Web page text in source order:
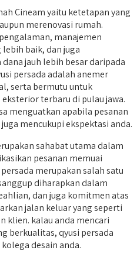
Cineam yaitu ketetapan yang
merenovasi rumah.
manajemen
baik, dan juga
jauh lebih besar daripada
persada adalah anemer
serta bermutu untuk
terbaru di pulau jawa.
menguatkan apabila pesanan
mencukupi ekspektasi anda.
sahabat utama dalam
pesanan memuai
merupakan salah satu
diharapkan dalam
dan juga komitmen atas
jalan keluar yang seperti
klien. kalau anda mencari
berkualitas, qyusi persada
desain anda.